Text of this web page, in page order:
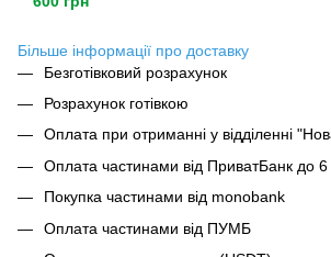
Більше інформації про доставку
Безготівковий розрахунок
Розрахунок готівкою
Оплата при отриманні у відділенні
Оплата частинами від ПриватБанк до 6
Покупка частинами від monobank
Оплата частинами від ПУМБ